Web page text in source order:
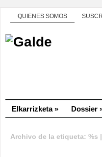
QUIÉNES SOMOS
Elkarrizketa» Dossier
Archivo de la etiqueta: %s |